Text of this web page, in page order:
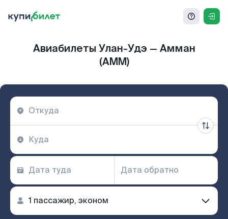
Авиабилеты Улан-Удэ — Амман
(AMM)